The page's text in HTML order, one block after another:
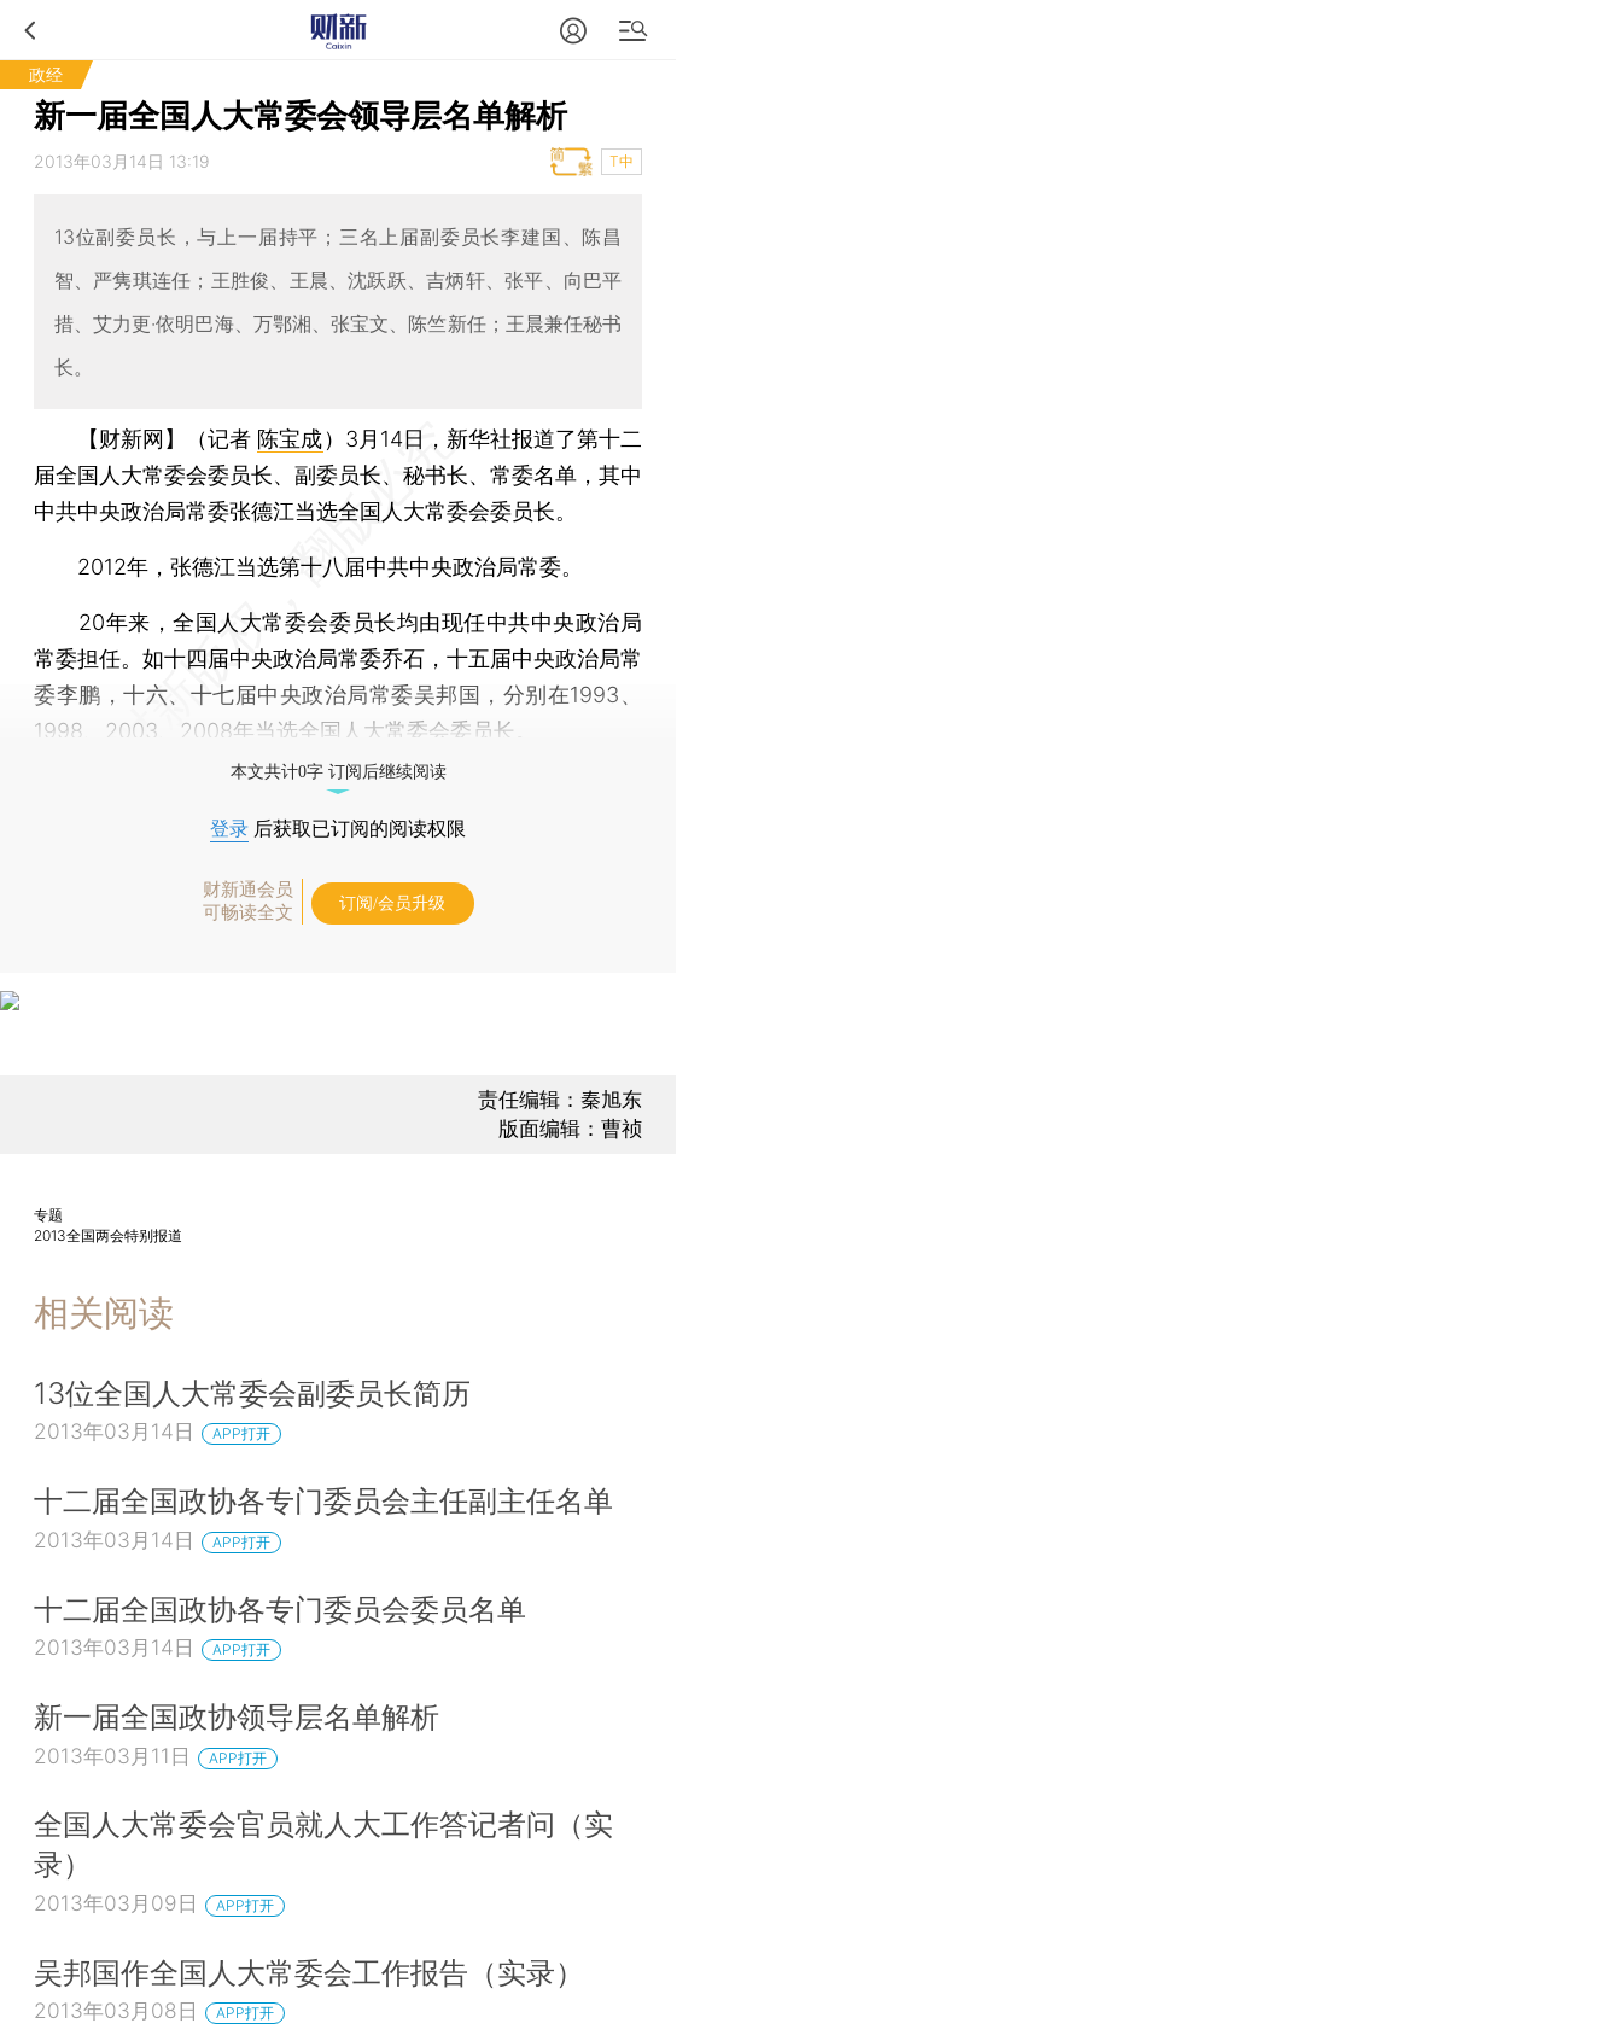
政经
新一届全国人大常委会领导层名单解析
2013年03月14日 13:19 T中
13位副委员长，与上一届持平；三名上届副委员长李建国、陈昌
智、严隽琪连任；王胜俊、王晨、沈跃跃、吉炳轩、张平、向巴平
措、艾力更·依明巴海、万鄂湘、张宝文、陈竺新任；王晨兼任秘书
长。
【财新网】（记者 陈宝成） 3月14日，新华社报道了第十二
届全国人大常委会委员长、副委员长、秘书长、常委名单，其中
中共中央政治局常委张德江当选全国人大常委会委员长。
2012年，张德江当选第十八届中共中央政治局常委。
20年来，全国人大常委会委员长均由现任中共中央政治局
常委担任。如十四届中央政治局常委乔石，十五届中央政治局常
委李鹏，十六、十七届中央政治局常委吴邦国，分别在1993、
1998、2003、2008年当选全国人大常委会委员长。
本文共计0字 订阅后继续阅读
登录 后获取已订阅的阅读权限
财新通会员
可畅读全文
订阅/会员升级
责任编辑：秦旭东
版面编辑：曹祯
专题
2013全国两会特别报道
相关阅读
13位全国人大常委会副委员长简历
2013年03月14日 APP打开
十二届全国政协各专门委员会主任副主任名单
2013年03月14日 APP打开
十二届全国政协各专门委员会委员名单
2013年03月14日 APP打开
新一届全国政协领导层名单解析
2013年03月11日 APP打开
全国人大常委会官员就人大工作答记者问（实
录）
2013年03月09日 APP打开
吴邦国作全国人大常委会工作报告（实录）
2013年03月08日 APP打开